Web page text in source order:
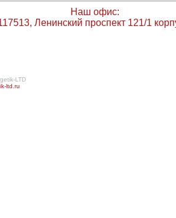
Наш офис:
Ленинский проспект 121/1
LTD
ltd.ru